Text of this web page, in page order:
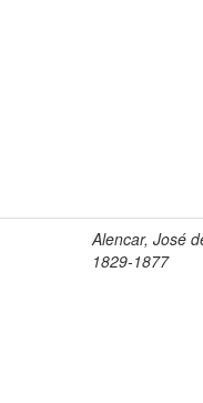
Alencar, José
1829-1877